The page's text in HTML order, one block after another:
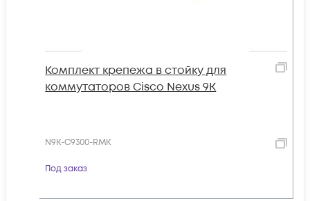
Комплект крепежа в стойку для
коммутаторов Cisco Nexus 9K
N9K-C9300-RMK
Под заказ